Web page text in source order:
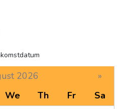
2026
»
We Th Fr
Sa